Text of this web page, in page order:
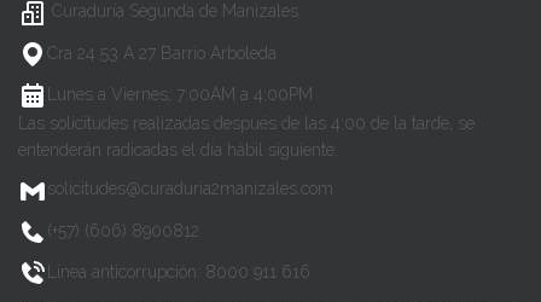
Curaduría Segunda de Manizales
Cra 24 53 A 27 Barrio Arboleda
Lunes a Viernes, 7:00AM a 4:00PM
Las solicitudes realizadas después de las 4:00 de la tarde, se
entenderán radicadas el día hábil siguiente.
solicitudes@curaduria2manizales.com
(+57) (606) 8900812
Línea anticorrupción: 8000 911 616